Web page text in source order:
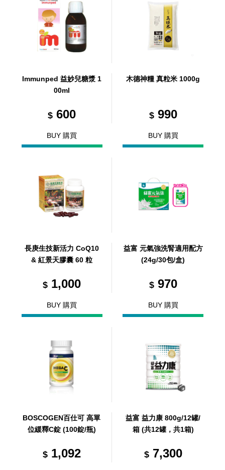
Immunped 益妙兒糖漿 1
00ml
$600
BUY 購買
木德神糧 真粒米 1000g
$990
BUY 購買
長庚生技新活力 CoQ10
& 紅景天膠囊 60 粒
$1,000
BUY 購買
益富 元氣強洗腎適用配方
(24g/30包/盒)
$970
BUY 購買
BOSCOGEN百仕可 高單
位緩釋C錠 (100錠/瓶)
$1,092
益富 益力康 800g/12罐/
箱 (共12罐，共1箱)
$7,300